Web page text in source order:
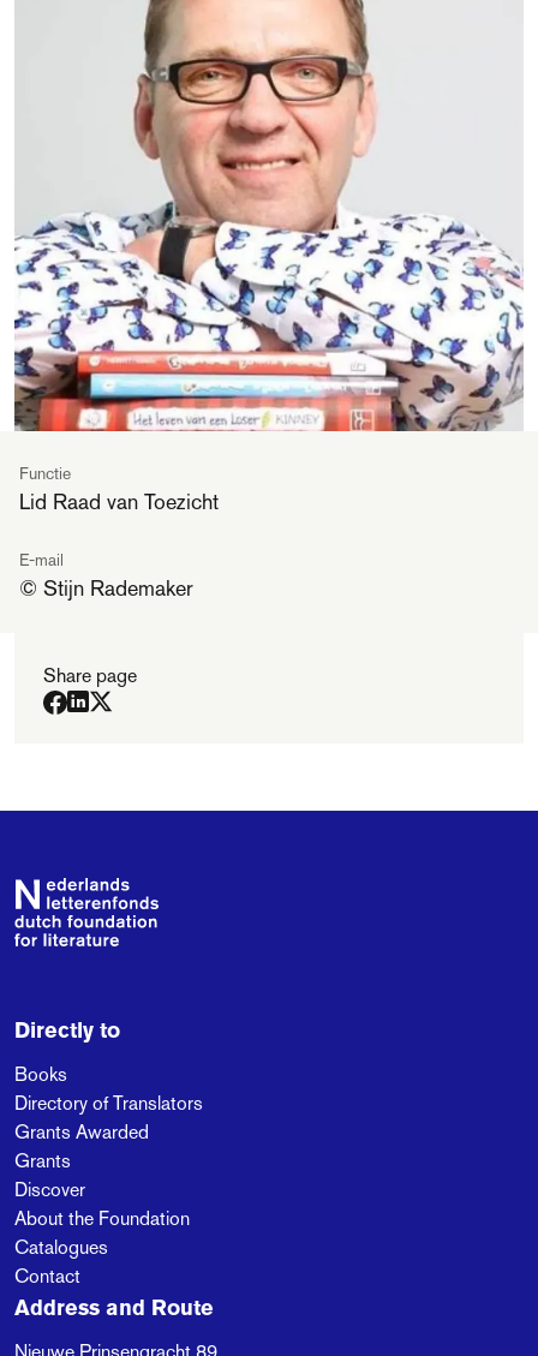
Functie
Lid Raad van Toezicht
E-mail
© Stijn Rademaker
Share page
Footer
Directly to
Books
Directory of Translators
Grants Awarded
Grants
Discover
About the Foundation
Catalogues
Contact
Address and Route